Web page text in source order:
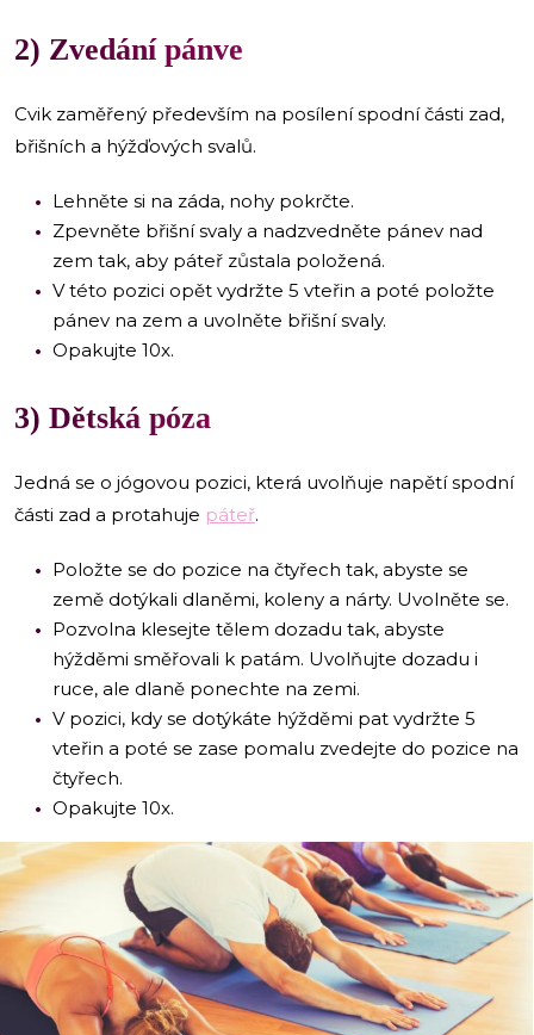
2) Zvedání pánve
Cvik zaměřený především na posílení spodní části zad,
břišních a hýžďových svalů.
Lehněte si na záda, nohy pokrčte.
Zpevněte břišní svaly a nadzvedněte pánev nad
zem tak, aby páteř zůstala položená.
V této pozici opět vydržte 5 vteřin a poté položte
pánev na zem a uvolněte břišní svaly.
Opakujte 10x.
3) Dětská póza
Jedná se o jógovou pozici, která uvolňuje napětí spodní
části zad a protahuje páteř.
Položte se do pozice na čtyřech tak, abyste se
země dotýkali dlaněmi, koleny a nárty. Uvolněte se.
Pozvolna klesejte tělem dozadu tak, abyste
hýžděmi směřovali k patám. Uvolňujte dozadu i
ruce, ale dlaně ponechte na zemi.
V pozici, kdy se dotýkáte hýžděmi pat vydržte 5
vteřin a poté se zase pomalu zvedejte do pozice na
čtyřech.
Opakujte 10x.